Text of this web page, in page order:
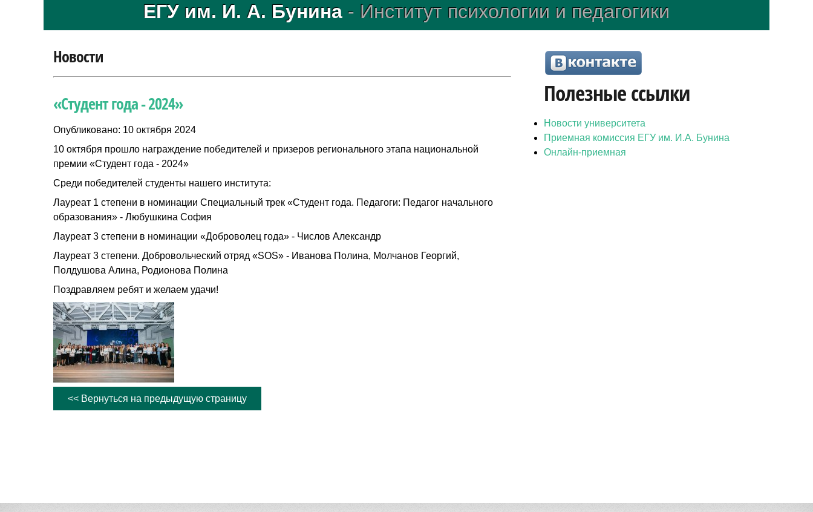
ЕГУ им. И. А. Бунина - Институт психологии и педагогики
Новости
«Студент года - 2024»
Опубликовано: 10 октября 2024
10 октября прошло награждение победителей и призеров регионального этапа национальной
премии «Студент года - 2024»
Среди победителей студенты нашего института:
Лауреат 1 степени в номинации Специальный трек «Студент года. Педагоги: Педагог начального
образования» - Любушкина София
Лауреат 3 степени в номинации «Доброволец года» - Числов Александр
Лауреат 3 степени. Добровольческий отряд «SOS» - Иванова Полина, Молчанов Георгий,
Полдушова Алина, Родионова Полина
Поздравляем ребят и желаем удачи!
<< Вернуться на предыдущую страницу
Полезные ссылки
Новости университета
Приемная комиссия ЕГУ им. И.А. Бунина
Онлайн-приемная